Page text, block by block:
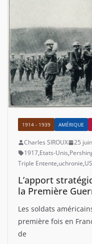
1914 - 1939 AMÉRIQUE
Charles SIROUX 25
1917,Etats-Unis,
Triple Entente,uchronie,
L’apport
la Première
Les soldats
première fois en
de